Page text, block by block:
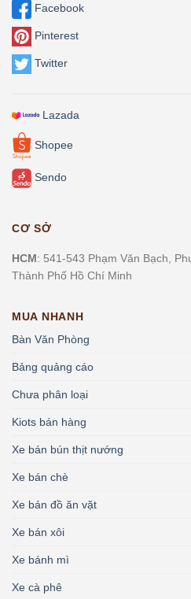
Facebook
Pinterest
Twitter
Lazada
Shopee
Sendo
CƠ SỞ
HCM: 541-543 Phạm Văn Bạch,
Thành Phố Hồ Chí Minh
MUA NHANH
Bàn Văn Phòng
Bảng quảng cáo
Chưa phân loại
Kiots bán hàng
Xe bán bún thịt nướng
Xe bán chè
Xe bán đồ ăn vặt
Xe bán xôi
Xe bánh mì
Xe cà phê